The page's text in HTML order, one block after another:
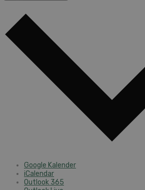
Google Kalender
iCalendar
Outlook 365